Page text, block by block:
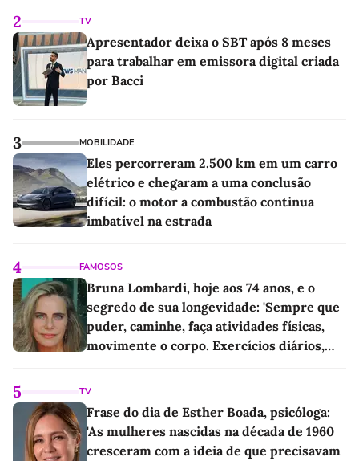
2 TV
Apresentador deixa o SBT após 8 meses
para trabalhar em emissora digital criada
por Bacci
3 MOBILIDADE
Eles percorreram 2.500 km em um carro
elétrico e chegaram a uma conclusão
difícil: o motor a combustão continua
imbatível na estrada
4 FAMOSOS
Bruna Lombardi, hoje aos 74 anos, e o
segredo de sua longevidade: 'Sempre que
puder, caminhe, faça atividades físicas,
movimente o corpo. Exercícios diários,
5 TV
Frase do dia de Esther Boada, psicóloga:
'As mulheres nascidas na década de 1960
cresceram com a ideia de que precisavam